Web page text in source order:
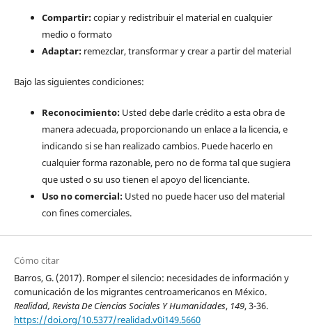
Compartir:copiar y redistribuir el material en cualquier
medio o formato
Adaptar:remezclar, transformar y crear a partir del material
Bajo las siguientes condiciones:
Reconocimiento:Usted debe darle crédito a esta obra de
manera adecuada, proporcionando un enlace a la licencia, e
indicando si se han realizado cambios. Puede hacerlo en
cualquier forma razonable, pero no de forma tal que sugiera
que usted o su uso tienen el apoyo del licenciante.
Uso no comercial:Usted no puede hacer uso del material
con fines comerciales.
Cómo citar
Barros, G. (2017). Romper el silencio: necesidades de información y
comunicación de los migrantes centroamericanos en México.
Realidad, Revista De Ciencias Sociales Y Humanidades, 149, 3-36.
https://doi.org/10.5377/realidad.v0i149.5660